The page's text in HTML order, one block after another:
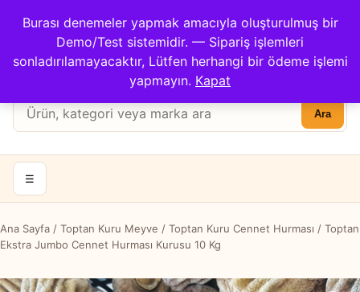
Burası denemeler yapmak amacıyla oluşturulmuş bir
Demo/Test sistemidir. — Sipariş işlemleri
sonladırılamayacaktır, Lütfen herhangi bir ödeme işlemi
yapmayın. Kapat
Kargom Nerede?İletişim
Apricot Center
Ürün
ara:
Ara
Hesabım
Sepet
☰
Ana Sayfa / Toptan Kuru Meyve / Toptan Kuru Cennet Hurması / Toptan
Ekstra Jumbo Cennet Hurması Kurusu 10 Kg